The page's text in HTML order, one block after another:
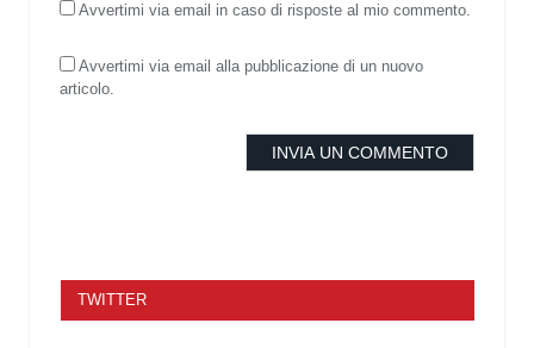
Avvertimi via email in caso di risposte al mio commento.
Avvertimi via email alla pubblicazione di un nuovo
articolo.
TWITTER